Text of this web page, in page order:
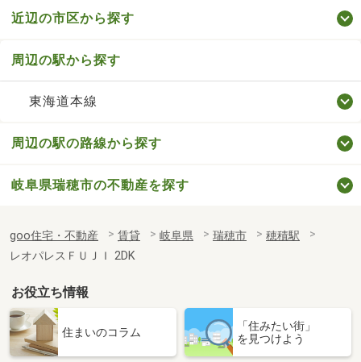
近辺の市区から探す
周辺の駅から探す
東海道本線
周辺の駅の路線から探す
岐阜県瑞穂市の不動産を探す
goo住宅・不動産 賃貸 岐阜県 瑞穂市
穂積駅
レオパレスＦＵＪＩ 2DK
お役立ち情報
住まいのコラム
「住みたい街」
を見つけよう